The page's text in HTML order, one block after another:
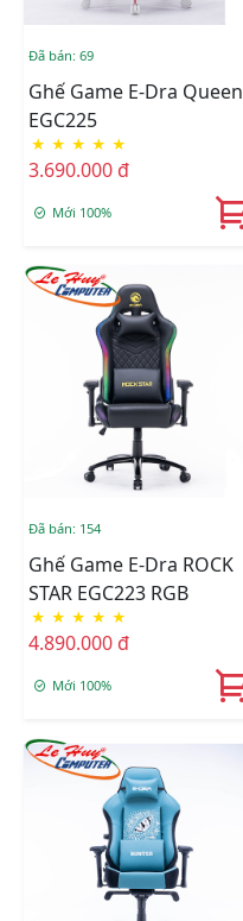
Đã bán: 69
Ghế Game E-Dra Queen
EGC225
★ ★ ★ ★ ★
3.690.000 đ
Mới 100%
Đã bán: 154
Ghế Game E-Dra ROCK
STAR EGC223 RGB
★ ★ ★ ★ ★
4.890.000 đ
Mới 100%